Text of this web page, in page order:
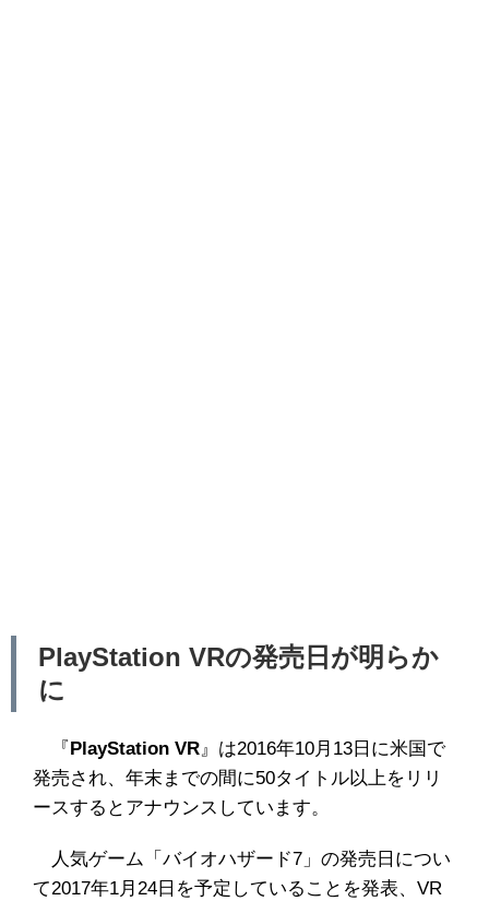
PlayStation VRの発売日が明らか
に
『 PlayStation VR』は2016年10月13日に米国で
発売され、年末までの間に50タイトル以上をリリ
ースするとアナウンスしています。
人気ゲーム「バイオハザード7」の発売日につい
て2017年1月24日を予定していることを発表、VR